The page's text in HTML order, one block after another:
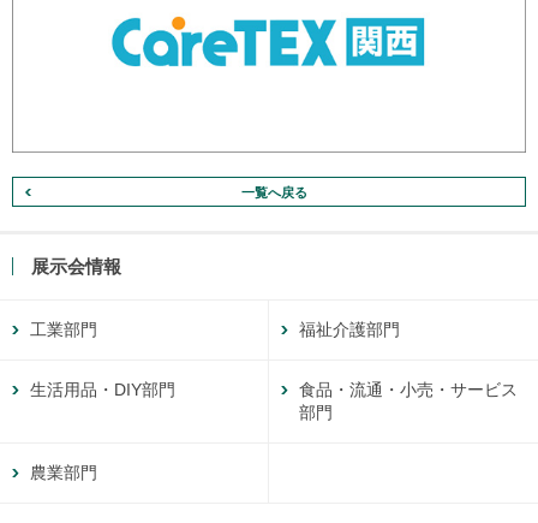
一覧へ戻る
展示会情報
工業部門 福祉介護部門
生活用品・DIY部門
食品・流通・小売・サービス
部門
農業部門